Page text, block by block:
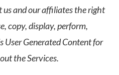
us and our affiliates the right
copy, display, perform,
User Generated Content for
the Services.